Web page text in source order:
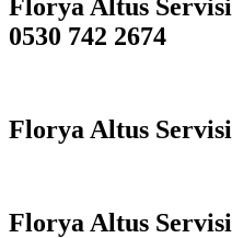
Florya Altus
0530 742 2674
Florya Altus
Florya Altus